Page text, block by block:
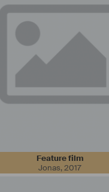
Feature film
Jonas,2017
dans la TV à Paris
repérage de décor de film.
production mais
large réseau.